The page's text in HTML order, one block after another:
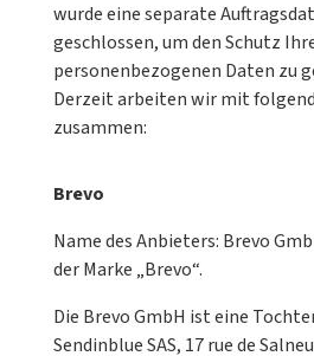
wurde eine separate
geschlossen, um den Schutz
personenbezogenen Daten zu
Derzeit arbeiten wir mit
zusammen:
Brevo
Name des Anbieters: Brevo
der Marke „Brevo“.
Die Brevo GmbH ist eine
Sendinblue SAS, 17 rue de